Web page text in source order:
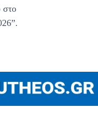
στο